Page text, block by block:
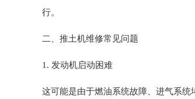
行。
二、推土机维修常见问题
1. 发动机启动困难
这可能是由于燃油系统故障、进气系统